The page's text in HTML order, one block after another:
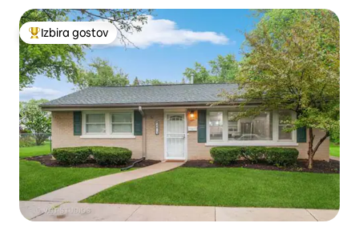
Najbolj priljubljena prenočišča z značko »Izbira gostov«
Izbira gostov